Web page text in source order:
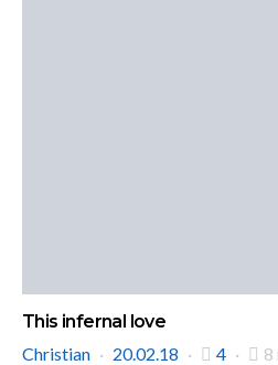
This infernal love
Christian
20.02.18 4 8